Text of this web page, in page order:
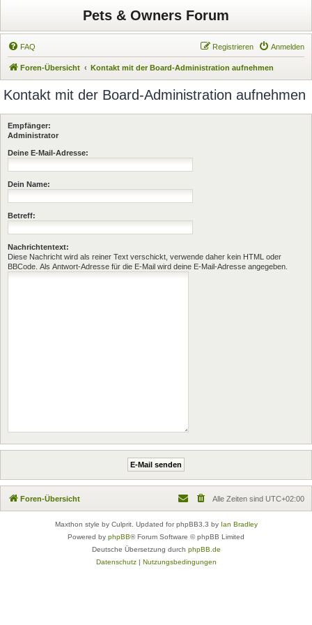
Pets & Owners Forum
FAQ Anmelden
Registrieren
Foren-Übersicht Kontakt mit der Board-Administration aufnehmen
Kontakt mit der Board-Administration aufnehmen
Empfänger:
Administrator
Deine E-Mail-Adresse:
Dein Name:
Betreff:
Nachrichtentext:
Diese Nachricht wird als reiner Text verschickt, verwende daher kein HTML oder
BBCode. Als Antwort-Adresse für die E-Mail wird deine E-Mail-Adresse angegeben.
Foren-Übersicht Alle Zeiten sind UTC+02:00
Maxthon style by Culprit. Updated for phpBB3.3 by Ian Bradley
Powered by phpBB® Forum Software © phpBB Limited
Deutsche Übersetzung durch phpBB.de
Datenschutz| Nutzungsbedingungen